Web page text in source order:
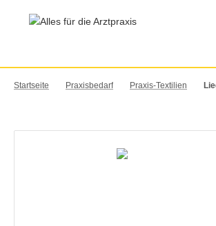
Startseite Praxisbedarf Praxis-Textilien